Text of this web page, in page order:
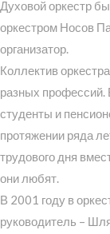
Духовой оркестр
оркестром Носов
организатор.
Коллектив
разных
студенты и
протяжении ряда
трудового дня
они любят.
В 2001 году в
руководитель –